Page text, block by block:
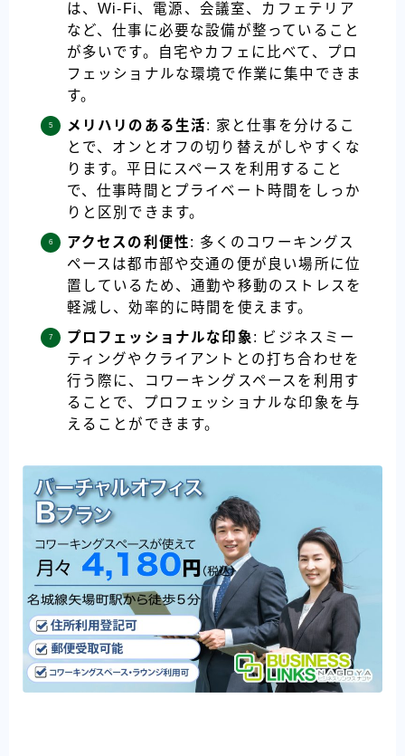
は、Wi-Fi、電源、会議室、カフェテリア
など、仕事に必要な設備が整っていること
が多いです。自宅やカフェに比べて、プロ
フェッショナルな環境で作業に集中できま
す。
メリハリのある生活: 家と仕事を分けるこ
とで、オンとオフの切り替えがしやすくな
ります。平日にスペースを利用すること
で、仕事時間とプライベート時間をしっか
りと区別できます。
アクセスの利便性: 多くのコワーキングス
ペースは都市部や交通の便が良い場所に位
置しているため、通勤や移動のストレスを
軽減し、効率的に時間を使えます。
プロフェッショナルな印象: ビジネスミー
ティングやクライアントとの打ち合わせを
行う際に、コワーキングスペースを利用す
ることで、プロフェッショナルな印象を与
えることができます。